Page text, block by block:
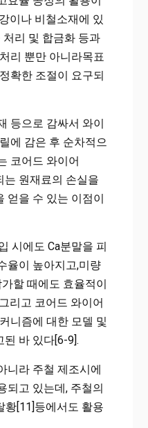
이나 비철소재에 있
처리 및 합금화 등과
리 뿐만 아니라목표
확한 조절이 요구되
등으로 감싸서 와이
에 감은 후 순차적으
코어드 와이어
는 원재료의 손실을
얻을 수 있는 이점이
시에도 Ca분말을 피
율이 높아지고,미량
할 때에도 효율적이
리고 코어드 와이어
니즘에 대한 모델 및
된 바 있다[6-9].
니라 주철 제조시에
되고 있는데, 주철의
황[11]등에서도 활용